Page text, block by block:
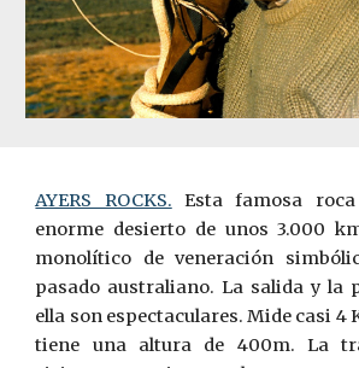
AYERS ROCKS. Esta famosa
enorme desierto de unos 3.000
monolítico de veneración
pasado australiano. La salida y la
ella son espectaculares. Mide casi 4
tiene una altura de 400m. La